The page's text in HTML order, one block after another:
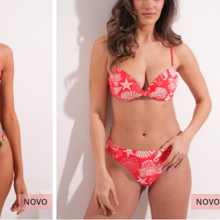
NOVO NOVO